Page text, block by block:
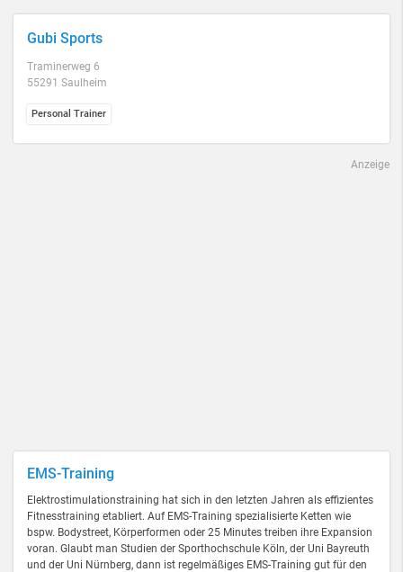
EMS-Training
Elektrostimulationstraining hat sich in den letzten Jahren als effizientes
Fitnesstraining etabliert. Auf EMS-Training spezialisierte Ketten wie
bspw. Bodystreet, Körperformen oder 25 Minutes treiben ihre Expansion
voran. Glaubt man Studien der Sporthochschule Köln, der Uni Bayreuth
und der Uni Nürnberg, dann ist regelmäßiges EMS-Training gut für den
Gubi Sports
Traminerweg 6
55291 Saulheim
Personal Trainer
Anzeige